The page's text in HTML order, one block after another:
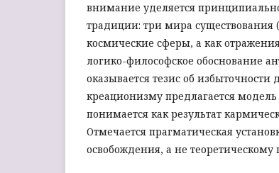
внимание уделяется
традиции: три мира
космические сферы, а как
логико-философское обоснование
оказывается тезис об
креационизму предлагается
понимается как результат
Отмечается прагматическая
освобождения, а не теоретическому